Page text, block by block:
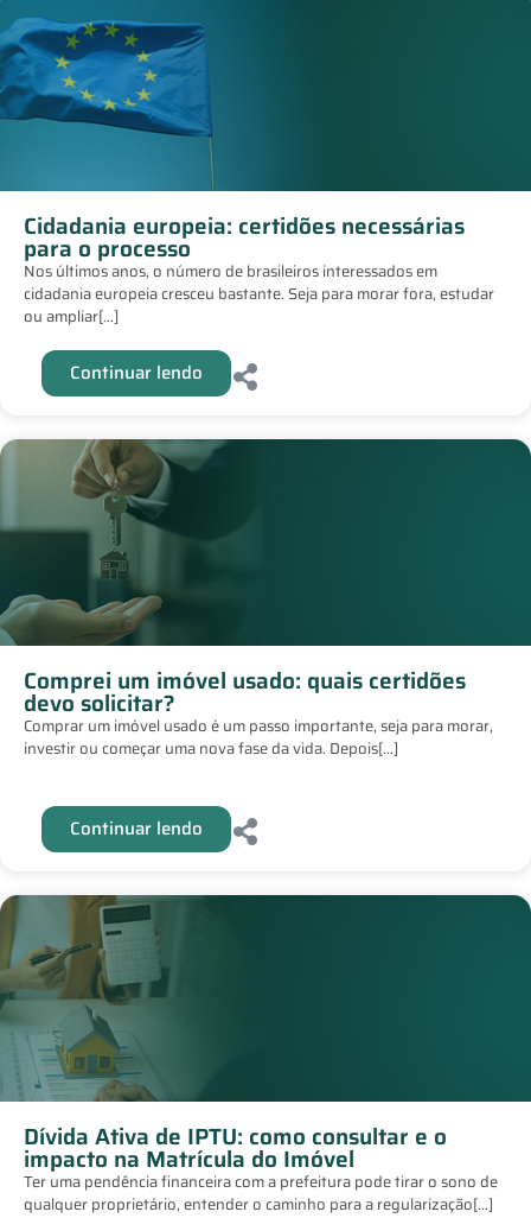
Cidadania europeia: certidões necessárias
para o processo
Nos últimos anos, o número de brasileiros interessados em
cidadania europeia cresceu bastante. Seja para morar fora, estudar
ou ampliar[...]
Continuar lendo
Comprei um imóvel usado: quais certidões
devo solicitar?
Comprar um imóvel usado é um passo importante, seja para morar,
investir ou começar uma nova fase da vida. Depois[...]
Continuar lendo
Dívida Ativa de IPTU: como consultar e o
impacto na Matrícula do Imóvel
Ter uma pendência financeira com a prefeitura pode tirar o sono de
qualquer proprietário, entender o caminho para a regularização[...]